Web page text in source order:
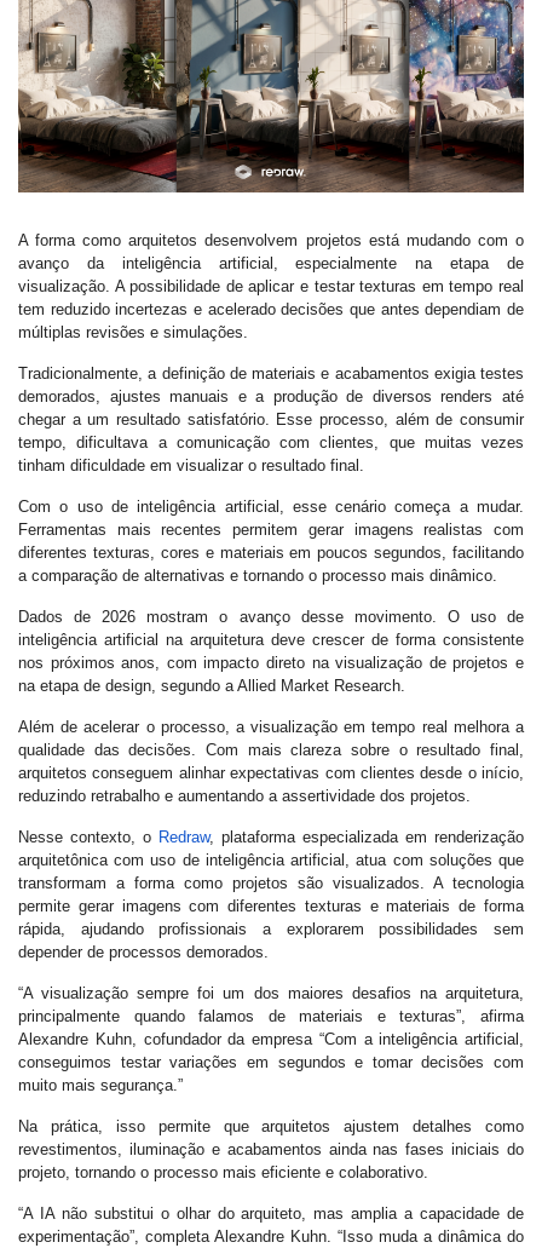
A forma como arquitetos desenvolvem projetos está mudando com o
avanço da inteligência artificial, especialmente na etapa de
visualização. A possibilidade de aplicar e testar texturas em tempo real
tem reduzido incertezas e acelerado decisões que antes dependiam de
múltiplas revisões e simulações.
Tradicionalmente, a definição de materiais e acabamentos exigia testes
demorados, ajustes manuais e a produção de diversos renders até
chegar a um resultado satisfatório. Esse processo, além de consumir
tempo, dificultava a comunicação com clientes, que muitas vezes
tinham dificuldade em visualizar o resultado final.
Com o uso de inteligência artificial, esse cenário começa a mudar.
Ferramentas mais recentes permitem gerar imagens realistas com
diferentes texturas, cores e materiais em poucos segundos, facilitando
a comparação de alternativas e tornando o processo mais dinâmico.
Dados de 2026 mostram o avanço desse movimento. O uso de
inteligência artificial na arquitetura deve crescer de forma consistente
nos próximos anos, com impacto direto na visualização de projetos e
na etapa de design, segundo a Allied Market Research.
Além de acelerar o processo, a visualização em tempo real melhora a
qualidade das decisões. Com mais clareza sobre o resultado final,
arquitetos conseguem alinhar expectativas com clientes desde o início,
reduzindo retrabalho e aumentando a assertividade dos projetos.
Nesse contexto, o Redraw, plataforma especializada em renderização
arquitetônica com uso de inteligência artificial, atua com soluções que
transformam a forma como projetos são visualizados. A tecnologia
permite gerar imagens com diferentes texturas e materiais de forma
rápida, ajudando profissionais a explorarem possibilidades sem
depender de processos demorados.
“A visualização sempre foi um dos maiores desafios na arquitetura,
principalmente quando falamos de materiais e texturas”, afirma
Alexandre Kuhn, cofundador da empresa “Com a inteligência artificial,
conseguimos testar variações em segundos e tomar decisões com
muito mais segurança.”
Na prática, isso permite que arquitetos ajustem detalhes como
revestimentos, iluminação e acabamentos ainda nas fases iniciais do
projeto, tornando o processo mais eficiente e colaborativo.
“A IA não substitui o olhar do arquiteto, mas amplia a capacidade de
experimentação”, completa Alexandre Kuhn. “Isso muda a dinâmica do